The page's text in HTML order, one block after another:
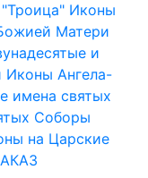
Иконы
Матери
и
Иконы Ангела-
имена святых
Соборы
на Царские